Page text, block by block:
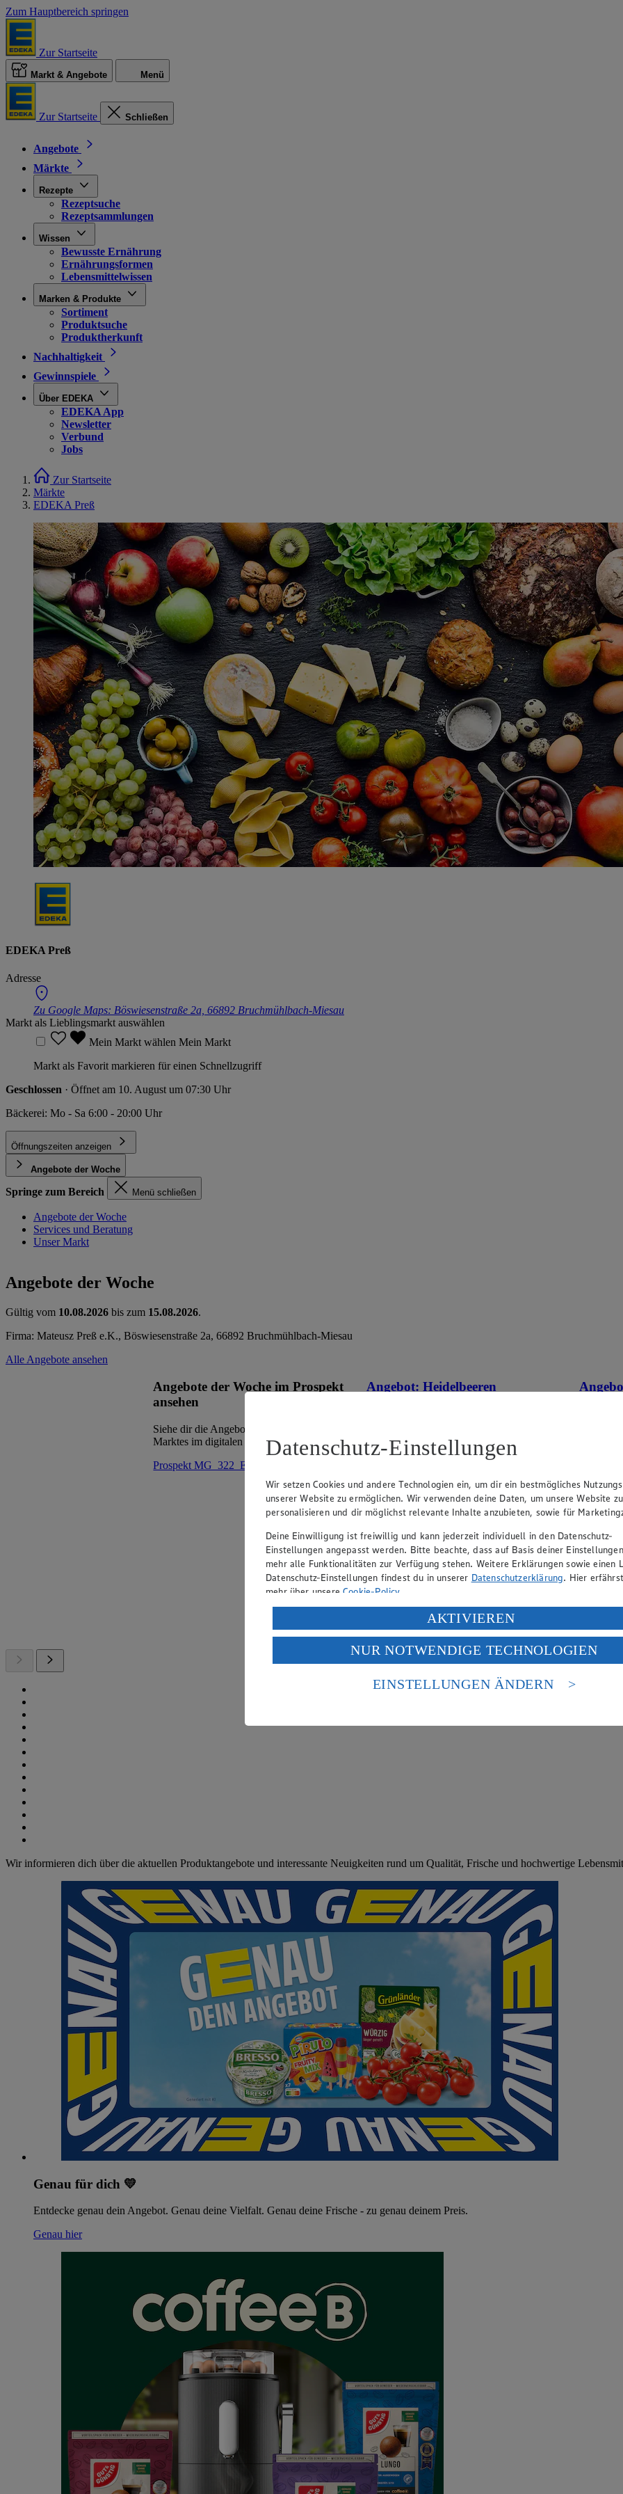
Zum Hauptbereich springen
Zur Startseite
Markt & Angebote Menü
Zur Startseite Schließen
Angebote
Märkte
Rezepte
Rezeptsuche
Rezeptsammlungen
Wissen
Bewusste Ernährung
Ernährungsformen
Lebensmittelwissen
Marken & Produkte
Sortiment
Produktsuche
Produktherkunft
Nachhaltigkeit
Gewinnspiele
Über EDEKA
EDEKA App
Newsletter
Verbund
Jobs
Zur Startseite
Märkte
EDEKA Preß
EDEKA Preß
Adresse
Zu Google Maps: Böswiesenstraße 2a, 66892 Bruchmühlbach-Miesau
Markt als Lieblingsmarkt auswählen
Mein Markt wählen Mein Markt
Markt als Favorit markieren für einen Schnellzugriff
Geschlossen · Öffnet am 10. August um 07:30 Uhr
Bäckerei: Mo - Sa 6:00 - 20:00 Uhr
Öffnungszeiten anzeigen
Angebote der Woche
Springe zum Bereich Menü schließen
Angebote der Woche
Services und Beratung
Unser Markt
Angebote der Woche
Gültig vom 10.08.2026 bis zum 15.08.2026.
Firma: Mateusz Preß e.K., Böswiesenstraße 2a, 66892 Bruchmühlbach-Miesau
Alle Angebote ansehen
Angebote der Woche im Prospekt
ansehen
Siehe dir die Angebote der Woche deines
Marktes im digitalen Blätterkatalog an.
Prospekt MG_322_ED im Browser
Angebot: Heidelbeeren
aus Polen, Klasse I, 500 g, (1 kg = 6,66)
versch.
g, (1 kg =
Wir informieren dich über die aktuellen Produktangebote und interessante Neuigkeiten rund um Qualität, Frische und hochwertige
Genau für dich 💛
Entdecke genau dein Angebot. Genau deine Vielfalt. Genau deine Frische - zu genau deinem Preis.
Genau hier
Datenschutz-Einstellungen
Wir setzen Cookies und andere Technologien ein, um dir ein bestmögliches
unserer Website zu ermöglichen. Wir verwenden deine Daten, um unsere Website zu
personalisieren und dir möglichst relevante Inhalte anzubieten, sowie für
Deine Einwilligung ist freiwillig und kann jederzeit individuell in den Datenschutz-
Einstellungen angepasst werden. Bitte beachte, dass auf Basis deiner
mehr alle Funktionalitäten zur Verfügung stehen. Weitere Erklärungen sowie einen
Datenschutz-Einstellungen findest du in unserer Datenschutzerklärung. Hier
mehr über unsereCookie-Policy.
Verarbeitung deiner personenbezogenen Daten in den USA durch Facebook und
Wenn du auf „Aktivieren“ klickst, willigst du im Sinne des Art. 49 Abs. 1 Satz 1 lit.
ein, dass deine Daten in den USA verarbeitet werden. Der EuGH sieht die USA als
einem nach europäischen Standards nicht angemessenen Datenschutzniveau an. Es
Risiko eines Zugriffs durch US-amerikanische Behörden.
AKTIVIEREN
NUR NOTWENDIGE TECHNOLOGIEN
EINSTELLUNGEN ÄNDERN